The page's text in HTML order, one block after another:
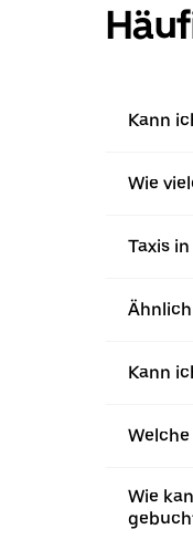
Kann
Wie
Taxis
Kann
Wie